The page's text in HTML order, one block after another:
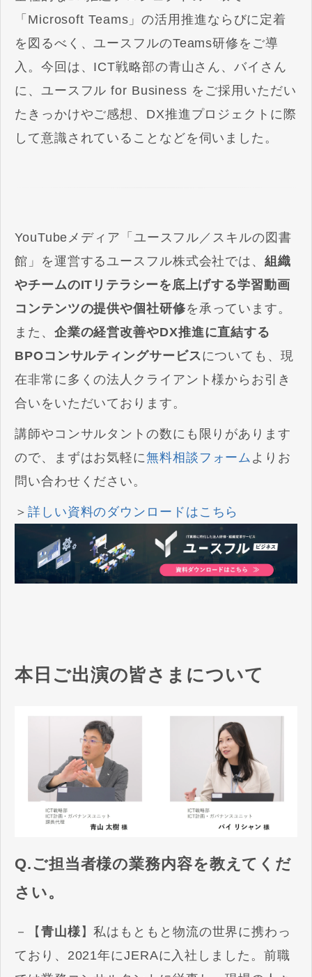
「Microsoft Teams」の活用推進ならびに定着
を図るべく、ユースフルのTeams研修をご導
入。今回は、ICT戦略部の青山さん、バイさん
に、ユースフル for Business をご採用いただい
たきっかけやご感想、DX推進プロジェクトに際
して意識されていることなどを伺いました。
YouTubeメディア「ユースフル／スキルの図書
館」を運営するユースフル株式会社では、組織
やチームのITリテラシーを底上げする学習動画
コンテンツの提供や個社研修を承っています。
また、 企業の経営改善やDX推進に直結する
BPOコンサルティングサービスについても、現
在非常に多くの法人クライアント様からお引き
合いをいただいております。
講師やコンサルタントの数にも限りがあります
ので、まずはお気軽に無料相談フォーム よりお
問い合わせください。
＞ 詳しい資料のダウンロードはこちら
本日ご出演の皆さまについて
Q.ご担当者様の業務内容を教えてくだ
さい。
－【 青山様 】私はもともと物流の世界に携わっ
ており、2021年にJERAに入社しました。前職